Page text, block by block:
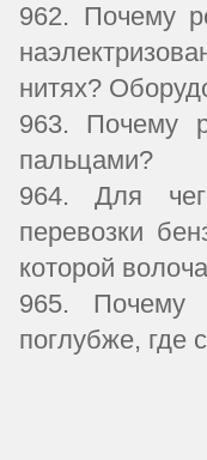
962. Почему
нитях?
963. Почему
пальцами?
964. Для
перевозки
которой
965. Почему
поглубже, где